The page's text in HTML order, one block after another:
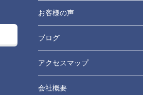
お客様の声
ブログ
アクセスマップ
会社概要